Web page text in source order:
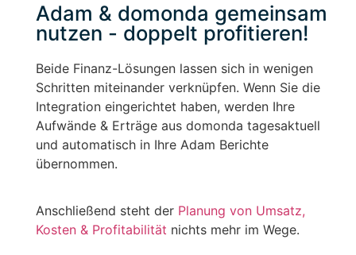
Adam & domonda gemeinsam
nutzen - doppelt profitieren!
Beide Finanz-Lösungen lassen sich in wenigen
Schritten miteinander verknüpfen. Wenn Sie die
Integration eingerichtet haben, werden Ihre
Aufwände & Erträge aus domonda tagesaktuell
und automatisch in Ihre Adam Berichte
übernommen.
Anschließend steht der Planung von Umsatz,
Kosten & Profitabilität nichts mehr im Wege.